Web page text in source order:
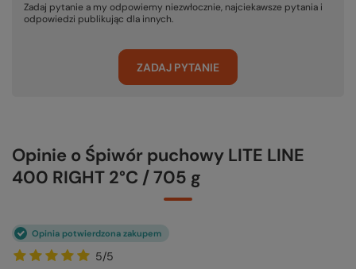
Zadaj pytanie a my odpowiemy niezwłocznie, najciekawsze pytania i
odpowiedzi publikując dla innych.
ZADAJ PYTANIE
Opinie o Śpiwór puchowy LITE LINE
400 RIGHT 2°C / 705 g
5/5
Opinia potwierdzona zakupem